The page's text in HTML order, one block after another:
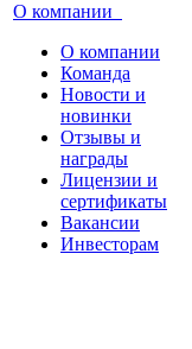
О компании
О компании
Команда
Новости и
новинки
Отзывы и
награды
Лицензии и
сертификаты
Вакансии
Инвесторам